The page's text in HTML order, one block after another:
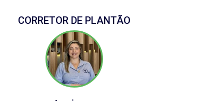
CORRETOR DE PLANTÃO